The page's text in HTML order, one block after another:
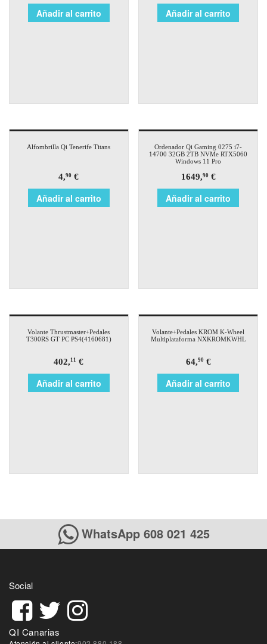
Añadir al carrito Añadir al carrito
Alfombrilla Qi Tenerife Titans
4,90 €
Añadir al carrito
Ordenador Qi Gaming 0275 i7-
14700 32GB 2TB NVMe RTX5060
Windows 11 Pro
1649,90€
Añadir al carrito
Volante Thrustmaster+Pedales
T300RS GT PC PS4(4160681)
402,11 €
Añadir al carrito
Volante+Pedales KROM K-Wheel
Multiplataforma NXKROMKWHL
64,90€
Añadir al carrito
WhatsApp 608 021 425
Social
QI Canarias